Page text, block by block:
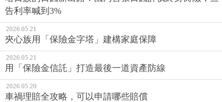
告利率喊到3%
2026.05.21
夾心族用「保險金字塔」建構家庭保障
2026.05.21
用「保險金信託」打造最後一道資產防線
2026.05.20
車禍理賠全攻略，可以申請哪些賠償